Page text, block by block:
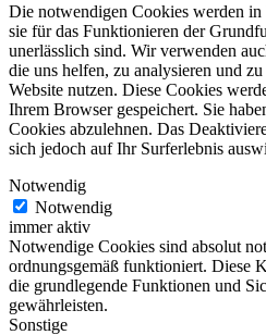
Die notwendigen Cookies werden
sie für das Funktionieren der
unerlässlich sind. Wir verwenden
die uns helfen, zu analysieren und
Website nutzen. Diese Cookies
Ihrem Browser gespeichert. Sie
Cookies abzulehnen. Das
sich jedoch auf Ihr Surferlebnis
Notwendig
Notwendig
immer aktiv
Notwendige Cookies sind absolut
ordnungsgemäß funktioniert. Diese
die grundlegende Funktionen und
gewährleisten.
Sonstige